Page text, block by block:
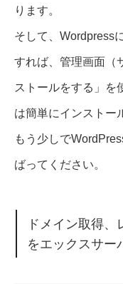
ります。
そして、Wordpress
すれば、管理画面（
ストールをする」を
は簡単にインストー
もう少しで
ばってください。
ドメイン取得
をエックスサー